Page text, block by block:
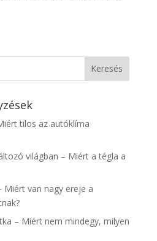
tilos az autóklíma
világban – Miért a tégla a
Miért van nagy ereje a
– Miért nem mindegy, milyen